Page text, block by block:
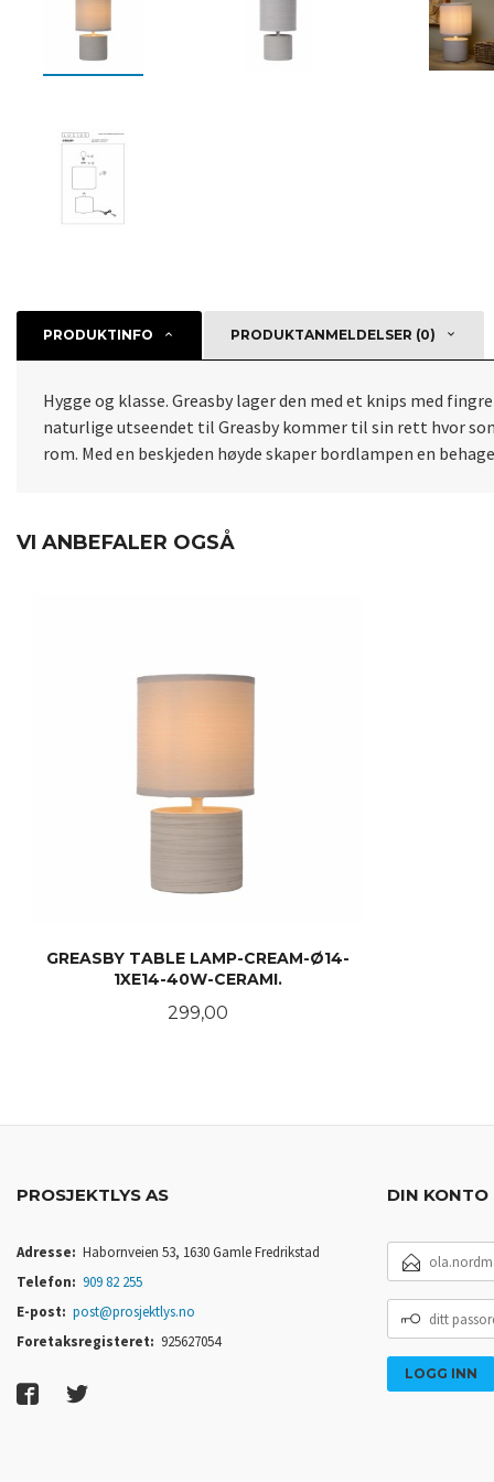
PRODUKTINFO PRODUKTANMELDELSER (0)
Hygge og klasse. Greasby lager den med et knips med
naturlige utseendet til Greasby kommer til sin rett hvor
rom. Med en beskjeden høyde skaper bordlampen en
VI ANBEFALER OGSÅ
GREASBY TABLE LAMP-CREAM-Ø14-
1XE14-40W-CERAMI.
Pris
299,00
PROSJEKTLYS AS
Adresse: Habornveien 53, 1630 Gamle Fredrikstad
Telefon: 909 82 255
E-post: post@prosjektlys.no
Foretaksregisteret: 925627054
DIN KONTO
POSTADRESSE
PASSORD